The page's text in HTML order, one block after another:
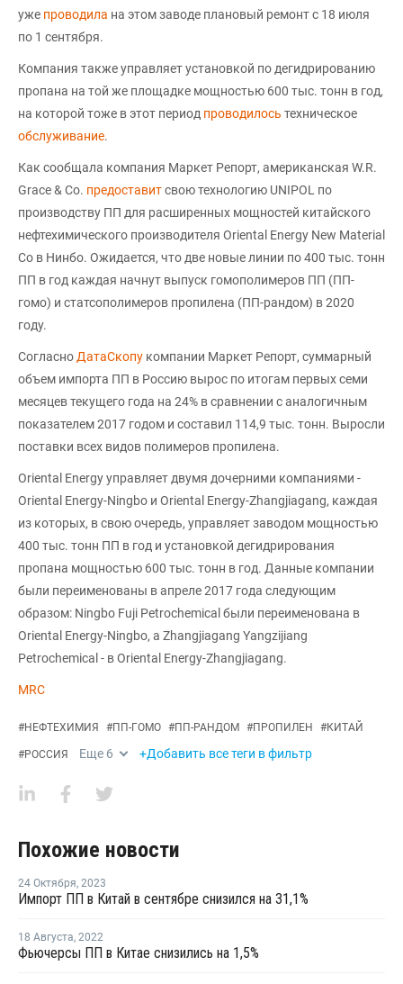
уже проводила на этом заводе плановый ремонт с 18 июля
по 1 сентября.
Компания также управляет установкой по дегидрированию
пропана на той же площадке мощностью 600 тыс. тонн в год,
на которой тоже в этот период проводилось техническое
обслуживание.
Как сообщала компания Маркет Репорт, американская W.R.
Grace & Co. предоставитсвою технологию UNIPOL по
производству ПП для расширенных мощностей китайского
нефтехимического производителя Oriental Energy New Material
Co в Нинбо. Ожидается, что две новые линии по 400 тыс. тонн
ПП в год каждая начнут выпуск гомополимеров ПП (ПП-
гомо) и статсополимеров пропилена (ПП-рандом) в 2020
году.
Согласно ДатаСкопу компании Маркет Репорт, суммарный
объем импорта ПП в Россию вырос по итогам первых семи
месяцев текущего года на 24% в сравнении с аналогичным
показателем 2017 годом и составил 114,9 тыс. тонн. Выросли
поставки всех видов полимеров пропилена.
Oriental Energy управляет двумя дочерними компаниями -
Oriental Energy-Ningbo и Oriental Energy-Zhangjiagang, каждая
из которых, в свою очередь, управляет заводом мощностью
400 тыс. тонн ПП в год и установкой дегидрирования
пропана мощностью 600 тыс. тонн в год. Данные компании
были переименованы в апреле 2017 года следующим
образом: Ningbo Fuji Petrochemical были переименована в
Oriental Energy-Ningbo, а Zhangjiagang Yangzijiang
Petrochemical - в Oriental Energy-Zhangjiagang.
MRC
#НЕФТЕХИМИЯ #ПП-ГОМО #ПП-РАНДОМ #ПРОПИЛЕН #КИТАЙ
#РОССИЯ Еще 6 +Добавить все теги в фильтр
Похожие новости
24 Октября, 2023
Импорт ПП в Китай в сентябре снизился на 31,1%
18 Августа, 2022
Фьючерсы ПП в Китае снизились на 1,5%